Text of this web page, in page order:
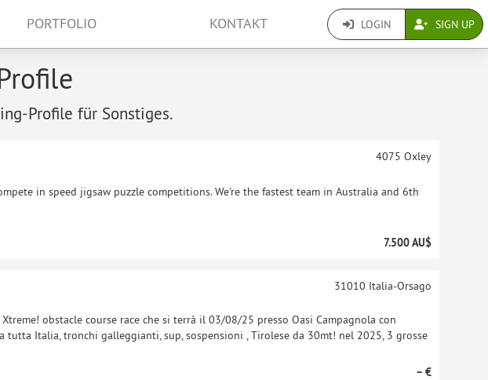
PORTFOLIO KONTAKT LOGIN SIGN UP
Profile für Sonstiges.
in speed jigsaw puzzle competitions. We're the fastest team in Australia and 6th
4075 Oxley
7.500 AU$
obstacle course race che si terrà il 03/08/25 presso Oasi Campagnola con
tutta Italia, tronchi galleggianti, sup, sospensioni , Tirolese da 30mt! nel 2025, 3 grosse
31010 Italia-Orsago
– €